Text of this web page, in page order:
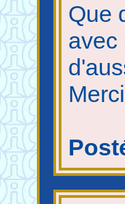
Que
avec